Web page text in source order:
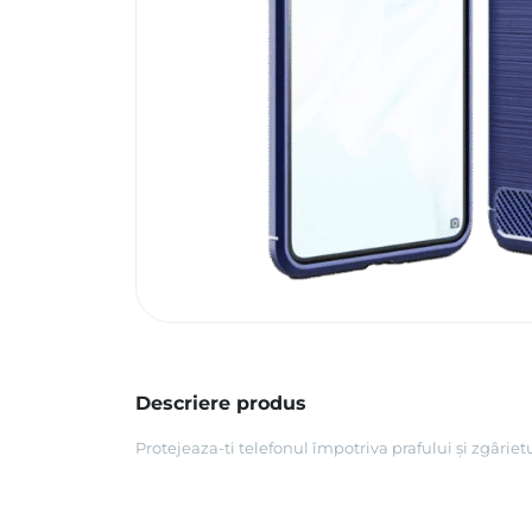
Descriere produs
Protejeaza-ti telefonul împotriva prafului și